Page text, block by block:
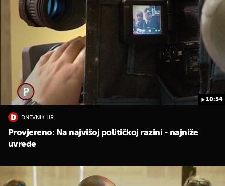
10:54
DNEVNIK.HR
Provjereno: Na najvišoj političkoj razini - najniže
uvrede